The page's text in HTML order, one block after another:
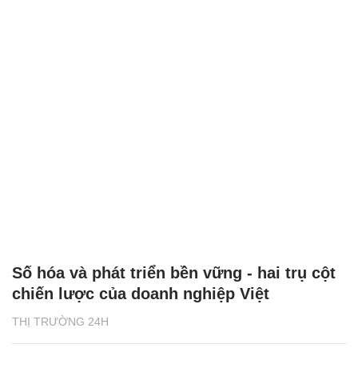
THỊ TRƯỜNG 24H
Số hóa và phát triển bền vững - hai trụ cột
chiến lược của doanh nghiệp Việt